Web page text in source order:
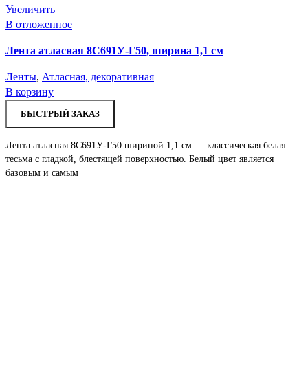
Увеличить
В отложенное
Лента атласная 8С691У-Г50, ширина 1,1 см
Ленты, Атласная, декоративная
В корзину
БЫСТРЫЙ ЗАКАЗ
Лента атласная 8С691У-Г50 шириной 1,1 см — классическая белая
тесьма с гладкой, блестящей поверхностью. Белый цвет является
базовым и самым